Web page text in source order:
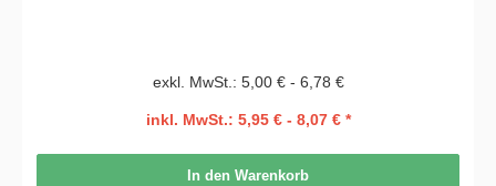
exkl. MwSt.: 5,00 € - 6,78 €
inkl. MwSt.: 5,95 € - 8,07 € *
In den Warenkorb